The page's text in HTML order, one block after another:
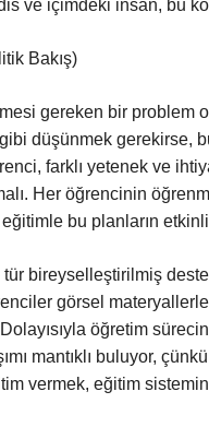
ve içimdeki insan, bu
Bakış)
gereken bir problem
düşünmek gerekirse,
farklı yetenek ve
Her öğrencinin
bu planların
bireyselleştirilmiş
görsel
öğretim
mantıklı buluyor,
vermek, eğitim